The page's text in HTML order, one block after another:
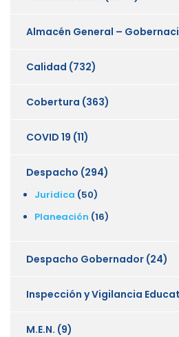
Almacén General –
Calidad (732)
Cobertura (363)
COVID 19 (11)
Despacho (294)
Juridica (50)
Planeación (16)
Despacho Gobernador (24)
Inspección y Vigilancia
M.E.N. (9)